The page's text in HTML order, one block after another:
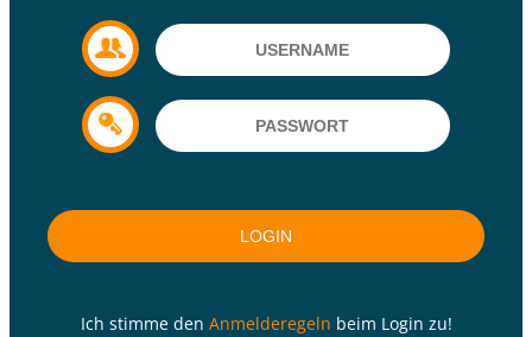
Ich stimme den Anmelderegeln beim Login zu!